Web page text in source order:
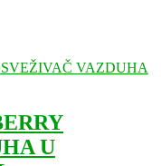
U